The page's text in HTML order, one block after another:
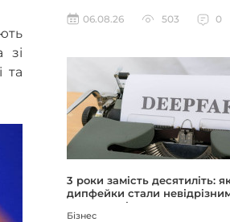
зі
та
06.08.26
503 0
3 роки замість десятиліть:
дипфейки стали
реальності
Бізнес